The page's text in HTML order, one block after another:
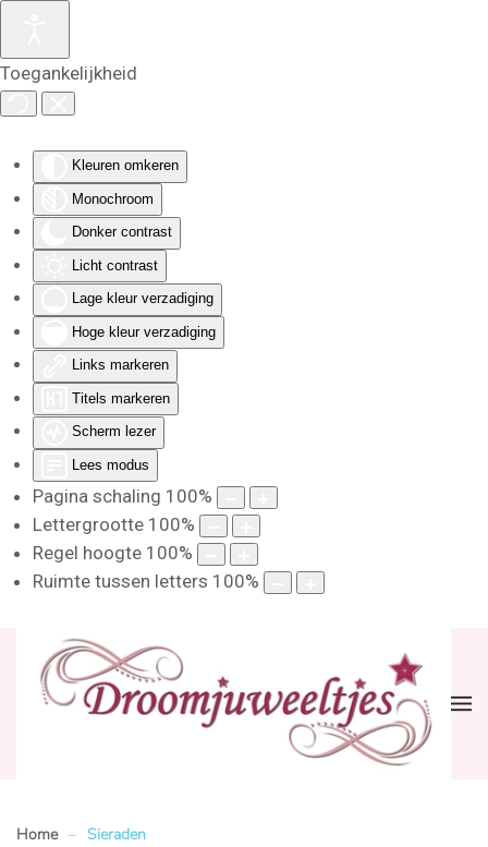
Toegankelijkheid
Kleuren omkeren
Monochroom
Donker contrast
Licht contrast
Lage kleur verzadiging
Hoge kleur verzadiging
Links markeren
Titels markeren
Scherm lezer
Lees modus
Pagina schaling 100%
Lettergrootte 100%
Regel hoogte 100%
Ruimte tussen letters 100%
Skip to main content
Home Sieraden